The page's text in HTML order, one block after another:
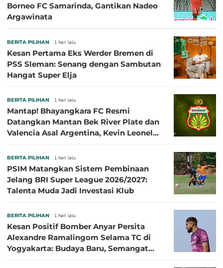
Borneo FC Samarinda, Gantikan Nadeo
Argawinata
BERITA PILIHAN 1 hari lalu
Kesan Pertama Eks Werder Bremen di
PSS Sleman: Senang dengan Sambutan
Hangat Super Elja
BERITA PILIHAN 1 hari lalu
Mantap! Bhayangkara FC Resmi
Datangkan Mantan Bek River Plate dan
Valencia Asal Argentina, Kevin Leonel
BERITA PILIHAN 1 hari lalu
PSIM Matangkan Sistem Pembinaan
Jelang BRI Super League 2026/2027:
Talenta Muda Jadi Investasi Klub
BERITA PILIHAN 1 hari lalu
Kesan Positif Bomber Anyar Persita
Alexandre Ramalingom Selama TC di
Yogyakarta: Budaya Baru, Semangat